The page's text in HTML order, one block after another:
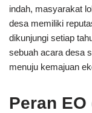
indah, masyarakat
desa memiliki
dikunjungi setiap
sebuah acara desa
menuju kemajuan
Peran